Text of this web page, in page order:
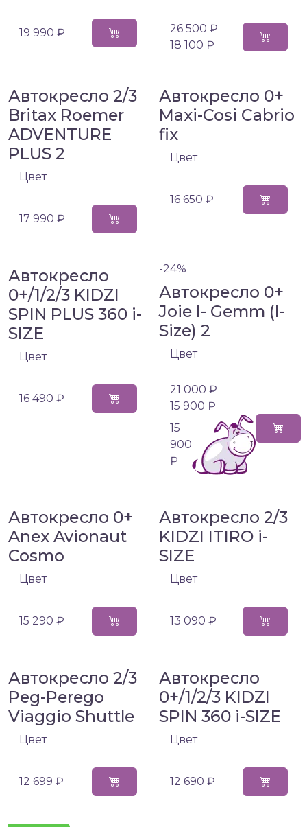
19 990 ₽
26 500 ₽
18 100 ₽
Автокресло 2/3
Britax Roemer
ADVENTURE
PLUS 2
Цвет
17 990 ₽
Автокресло 0+
Maxi-Cosi Cabrio
fix
Цвет
16 650 ₽
Автокресло
0+/1/2/3 KIDZI
SPIN PLUS 360 i-
SIZE
Цвет
16 490 ₽
-24%
Автокресло 0+
Joie I- Gemm (I-
Size) 2
Цвет
21 000 ₽
15 900 ₽
15
900
₽
Автокресло 0+
Anex Avionaut
Cosmo
Цвет
15 290 ₽
Автокресло 2/3
KIDZI ITIRO i-
SIZE
Цвет
13 090 ₽
Автокресло 2/3
Peg-Perego
Viaggio Shuttle
Цвет
12 699 ₽
Автокресло
0+/1/2/3 KIDZI
SPIN 360 i-SIZE
Цвет
12 690 ₽